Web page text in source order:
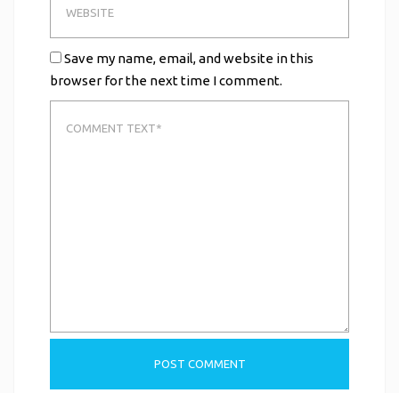
Save my name, email, and website in this
browser for the next time I comment.